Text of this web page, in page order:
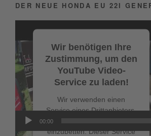
DER NEUE HONDA EU 22I
Wir benötigen Ihre
Zustimmung, um den
YouTube Video-
Service zu laden!
Wir verwenden einen
Service eines Drittanbieters,
einzubetten. Dieser Service
00:00